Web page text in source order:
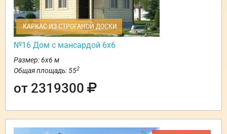
КАРКАС ИЗ СТРОГАНОЙ ДОСКИ
№16 Дом с мансардой 6х6
Размер: 6х6 м
Общая площадь: 552
от 2319300